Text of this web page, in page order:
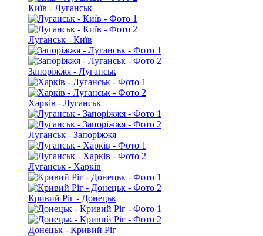
Київ - Луганськ
Луганськ - Київ
Запоріжжя - Луганськ
Харків - Луганськ
Луганськ - Запоріжжя
Луганськ - Харків
Кривий Ріг - Донецьк
Донецьк - Кривий Ріг